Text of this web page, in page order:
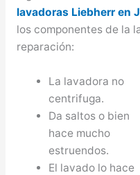
lavadoras Liebherr en
los componentes de la
reparación:
La lavadora no
centrifuga.
Da saltos o bien
hace mucho
estruendos.
El lavado lo hace